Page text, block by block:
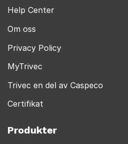
Help Center
Om oss
Privacy Policy
MyTrivec
Trivec en del av Caspeco
Certifikat
Produkter